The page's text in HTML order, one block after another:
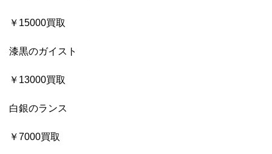
￥15000買取
漆黒のガイスト
￥13000買取
白銀のランス
￥7000買取